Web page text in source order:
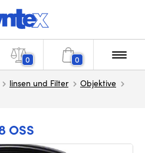
0 0
linsen und Filter
Objektive
OSS